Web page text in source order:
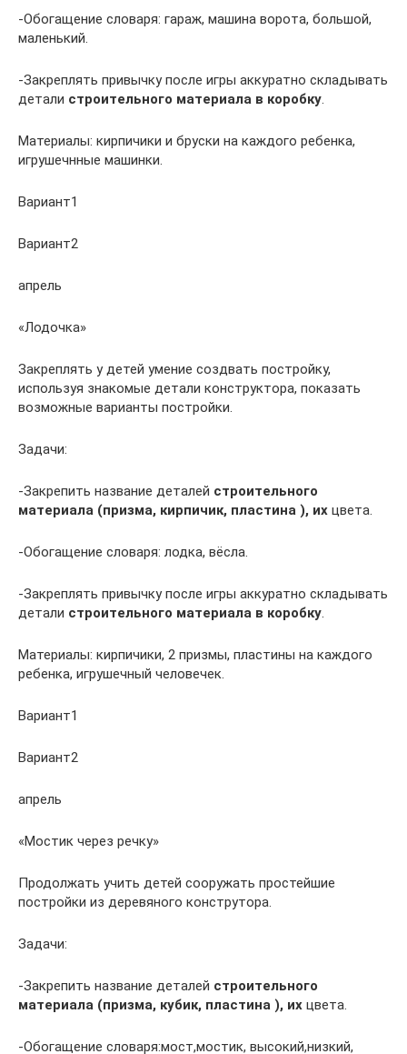
-Обогащение словаря: гараж, машина ворота, большой,
маленький.
-Закреплять привычку после игры аккуратно складывать
детали строительного материала в коробку.
Материалы: кирпичики и бруски на каждого ребенка,
игрушечнные машинки.
Вариант1
Вариант2
апрель
«Лодочка»
Закреплять у детей умение создвать постройку,
используя знакомые детали конструктора, показать
возможные варианты постройки.
Задачи:
-Закрепить название деталей строительного
материала (призма, кирпичик, пластина ), их цвета.
-Обогащение словаря: лодка, вёсла.
-Закреплять привычку после игры аккуратно складывать
детали строительного материала в коробку.
Материалы: кирпичики, 2 призмы, пластины на каждого
ребенка, игрушечный человечек.
Вариант1
Вариант2
апрель
«Мостик через речку»
Продолжать учить детей сооружать простейшие
постройки из деревяного конструтора.
Задачи:
-Закрепить название деталей строительного
материала (призма, кубик, пластина ), их цвета.
-Обогащение словаря:мост,мостик, высокий,низкий,